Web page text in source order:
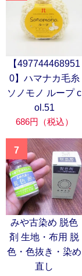
【497744468951
0】ハマナカ毛糸
ソノモノ ループ c
ol.51
686円（税込）
7
みや古染め 脱色
剤 生地・布用 脱
色・色抜き・染め
直し